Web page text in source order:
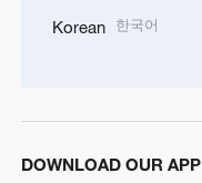
Korean 한국어
DOWNLOAD OUR APP